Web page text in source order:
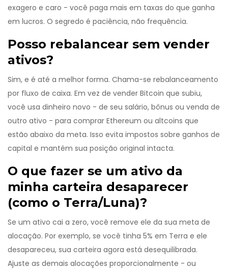
exagero e caro - você paga mais em taxas do que ganha
em lucros. O segredo é paciência, não frequência.
Posso rebalancear sem vender
ativos?
Sim, e é até a melhor forma. Chama-se rebalanceamento
por fluxo de caixa. Em vez de vender Bitcoin que subiu,
você usa dinheiro novo - de seu salário, bônus ou venda de
outro ativo - para comprar Ethereum ou altcoins que
estão abaixo da meta. Isso evita impostos sobre ganhos de
capital e mantém sua posição original intacta.
O que fazer se um ativo da
minha carteira desaparecer
(como o Terra/Luna)?
Se um ativo cai a zero, você remove ele da sua meta de
alocação. Por exemplo, se você tinha 5% em Terra e ele
desapareceu, sua carteira agora está desequilibrada.
Ajuste as demais alocações proporcionalmente - ou